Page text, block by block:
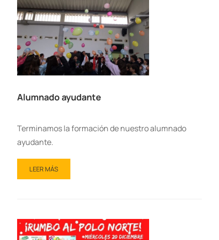
Alumnado ayudante
Terminamos la formación de nuestro alumnado
ayudante.
LEER MÁS